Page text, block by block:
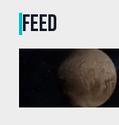
FEED